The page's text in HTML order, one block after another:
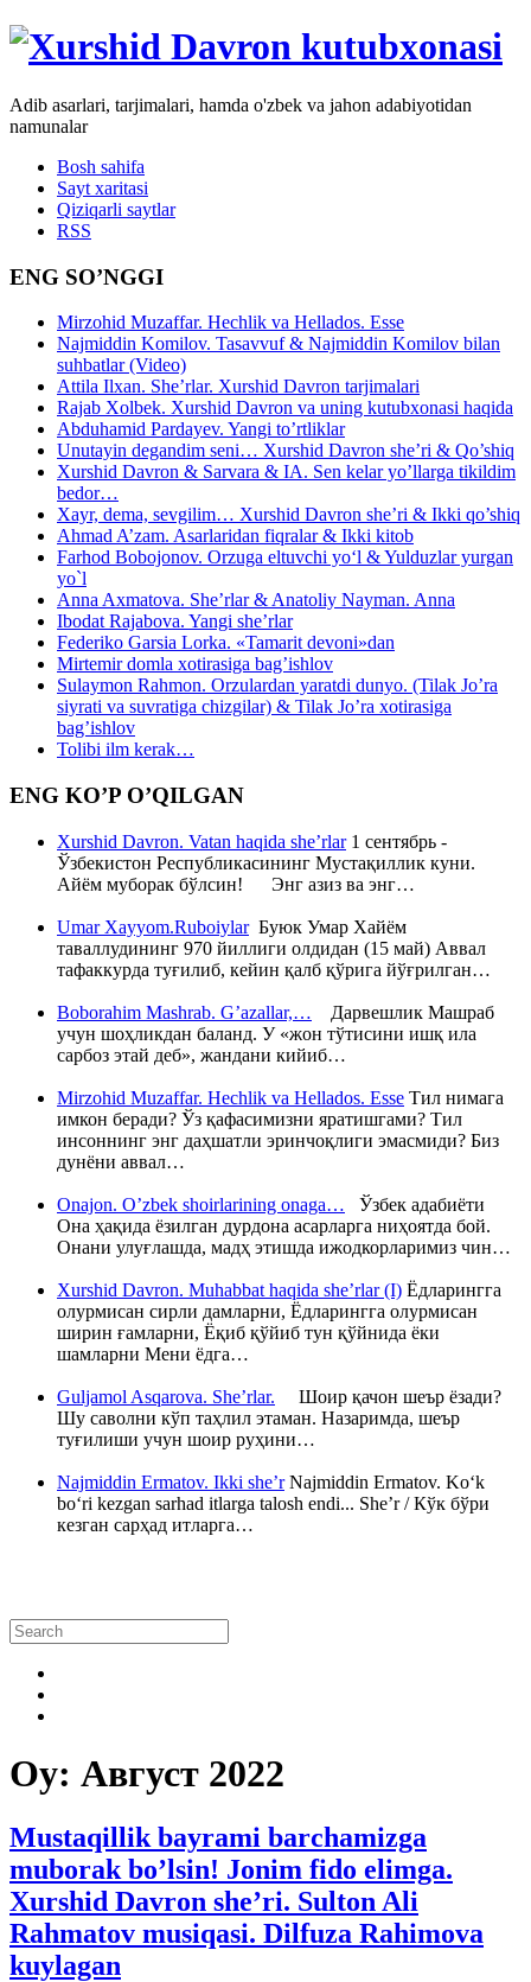
Adib asarlari, tarjimalari, hamda o'zbek va jahon adabiyotidan
namunalar
Bosh sahifa
Sayt xaritasi
Qiziqarli saytlar
RSS
ENG SO’NGGI
Mirzohid Muzaffar. Hechlik va Hellados. Esse
Najmiddin Komilov. Tasavvuf & Najmiddin Komilov bilan
suhbatlar (Video)
Attila Ilxan. She’rlar. Xurshid Davron tarjimalari
Rajab Xolbek. Xurshid Davron va uning kutubxonasi haqida
Abduhamid Pardayev. Yangi to’rtliklar
Unutayin degandim seni… Xurshid Davron she’ri & Qo’shiq
Xurshid Davron & Sarvara & IA. Sen kelar yo’llarga tikildim
bedor…
Xayr, dema, sevgilim… Xurshid Davron she’ri & Ikki qo’shiq
Ahmad A’zam. Asarlaridan fiqralar & Ikki kitob
Farhod Bobojonov. Orzuga eltuvchi yo‘l & Yulduzlar yurgan
yo`l
Anna Axmatova. She’rlar & Anatoliy Nayman. Anna
Ibodat Rajabova. Yangi she’rlar
Federiko Garsia Lorka. «Tamarit devoni»dan
Mirtemir domla xotirasiga bag’ishlov
Sulaymon Rahmon. Orzulardan yaratdi dunyo. (Tilak Jo’ra
siyrati va suvratiga chizgilar) & Tilak Jo’ra xotirasiga
bag’ishlov
Tolibi ilm kerak…
ENG KO’P O’QILGAN
Xurshid Davron. Vatan haqida she’rlar1 сентябрь -
Ўзбекистон Республикасининг Мустақиллик куни.
Айём муборак бўлсин! Энг азиз ва энг…
Umar Xayyom.RuboiylarБуюк Умар Хайём
таваллудининг 970 йиллиги олдидан (15 май) Аввал
тафаккурда туғилиб, кейин қалб қўрига йўғрилган…
Boborahim Mashrab. G’azallar,… Дарвешлик Машраб
учун шоҳликдан баланд. У «жон тўтисини ишқ ила
сарбоз этай деб», жандани кийиб…
Mirzohid Muzaffar. Hechlik va Hellados. Esse Тил нимага
имкон беради? Ўз қафасимизни яратишгами? Тил
инсоннинг энг даҳшатли эринчоқлиги эмасмиди? Биз
дунёни аввал…
Onajon. O’zbek shoirlarining onaga… Ўзбек адабиёти
Она ҳақида ёзилган дурдона асарларга ниҳоятда бой.
Онани улуғлашда, мадҳ этишда ижодкорларимиз чин…
Xurshid Davron. Muhabbat haqida she’rlar (I) Ёдларингга
олурмисан сирли дамларни, Ёдларингга олурмисан
ширин ғамларни, Ёқиб қўйиб тун қўйнида ёки
шамларни Мени ёдга…
Guljamol Asqarova. She’rlar. Шоир қачон шеър ёзади?
Шу саволни кўп таҳлил этаман. Назаримда, шеър
туғилиши учун шоир руҳини…
Najmiddin Ermatov. Ikki she’rNajmiddin Ermatov. Ko‘k
bo‘ri kezgan sarhad itlarga talosh endi... She’r / Кўк бўри
кезган сарҳад итларга…
Oy: Август 2022
Mustaqillik bayrami barchamizga
muborak bo’lsin! Jonim fido elimga.
Xurshid Davron she’ri. Sulton Ali
Rahmatov musiqasi. Dilfuza Rahimova
kuylagan